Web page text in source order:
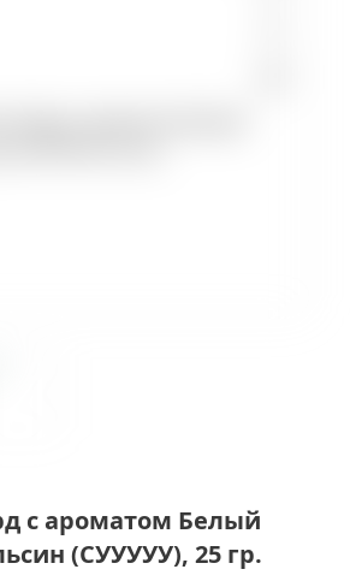
с ароматом Белый
(СУУУУУ), 25 гр.